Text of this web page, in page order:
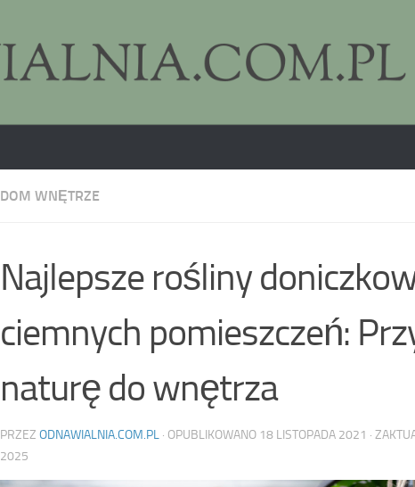
DOM WNĘTRZE
Najlepsze rośliny
ciemnych pomieszczeń:
naturę do wnętrza
PRZEZ ODNAWIALNIA.COM.PL · OPUBLIKOWANO 18 LISTOPADA 2021 ·
2025